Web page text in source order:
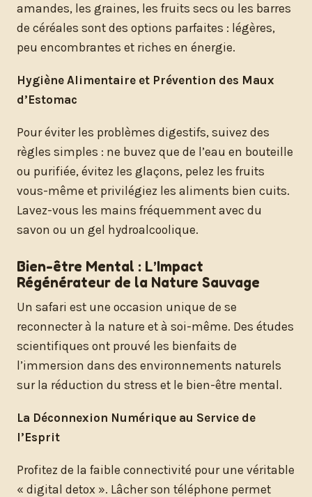
amandes, les graines, les fruits secs ou les barres
de céréales sont des options parfaites : légères,
peu encombrantes et riches en énergie.
Hygiène Alimentaire et Prévention des Maux
d’Estomac
Pour éviter les problèmes digestifs, suivez des
règles simples : ne buvez que de l’eau en bouteille
ou purifiée, évitez les glaçons, pelez les fruits
vous-même et privilégiez les aliments bien cuits.
Lavez-vous les mains fréquemment avec du
savon ou un gel hydroalcoolique.
Bien-être Mental : L’Impact
Régénérateur de la Nature Sauvage
Un safari est une occasion unique de se
reconnecter à la nature et à soi-même. Des études
scientifiques ont prouvé les bienfaits de
l’immersion dans des environnements naturels
sur la réduction du stress et le bien-être mental.
La Déconnexion Numérique au Service de
l’Esprit
Profitez de la faible connectivité pour une véritable
« digital detox ». Lâcher son téléphone permet